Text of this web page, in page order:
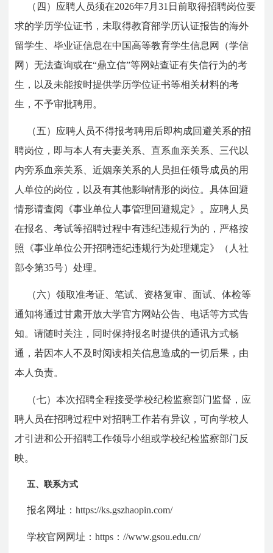
（四）应聘人员须在2026年7月31日前取得招聘岗位要
求的学历学位证书，未取得教育部学历认证报告的海外
留学生、毕业证信息在中国高等教育学生信息网（学信
网）无法查询或在“鼎立信”等网站查证有失信行为的考
生，以及未能按时提供学历学位证书等相关材料的考
生，不予审批聘用。
（五）应聘人员不得报考聘用后即构成回避关系的招
聘岗位，即与本人有夫妻关系、直系血亲关系、三代以
内旁系血亲关系、近姻亲关系的人员担任领导成员的用
人单位的岗位，以及有其他影响情形的岗位。具体回避
情形请查阅《事业单位人事管理回避规定》。应聘人员
在报名、考试等招聘过程中有违纪违规行为的，严格按
照《事业单位公开招聘违纪违规行为处理规定》（人社
部令第35号）处理。
（六）领取准考证、笔试、资格复审、面试、体检等
通知将通过甘肃开放大学官方网站公告、电话等方式告
知。请随时关注，同时保持报名时提供的通讯方式畅
通，若因本人不及时阅读相关信息造成的一切后果，由
本人负责。
（七）本次招聘全程接受学校纪检监察部门监督，应
聘人员在招聘过程中对招聘工作若有异议，可向学校人
才引进和公开招聘工作领导小组或学校纪检监察部门反
映。
五、联系方式
报名网址：https://ks.gszhaopin.com/
学校官网网址：https：//www.gsou.edu.cn/